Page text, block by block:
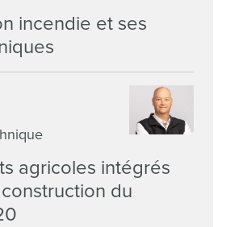
incendie et ses
agricoles intégrés
du